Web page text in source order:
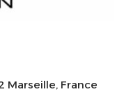
Marseille, France